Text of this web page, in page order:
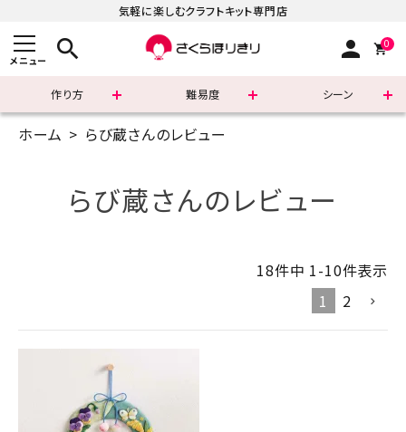
気軽に楽しむクラフトキット専門店
メニュー search person 0
作り方 難易度 シーン
まずはこちら
診断チャート
ジャンルで選ぶ
ホーム らび蔵さんのレビュー
らび蔵さんのレビュー
18件中 1-10件表示
1
2